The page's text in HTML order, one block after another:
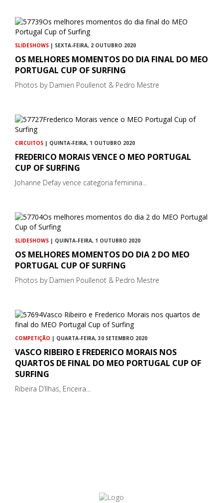
SLIDESHOWS | SEXTA-FEIRA, 2 OUTUBRO 2020
OS MELHORES MOMENTOS DO DIA FINAL DO MEO
PORTUGAL CUP OF SURFING
Photos by Damien Poullenot & Pedro Mestre
CIRCUITOS | QUINTA-FEIRA, 1 OUTUBRO 2020
FREDERICO MORAIS VENCE O MEO PORTUGAL
CUP OF SURFING
Johanne Defay vence categoria feminina...
SLIDESHOWS | QUINTA-FEIRA, 1 OUTUBRO 2020
OS MELHORES MOMENTOS DO DIA 2 DO MEO
PORTUGAL CUP OF SURFING
Photos by Damien Poullenot & Pedro Mestre
COMPETIÇÃO | QUARTA-FEIRA, 30 SETEMBRO 2020
VASCO RIBEIRO E FREDERICO MORAIS NOS
QUARTOS DE FINAL DO MEO PORTUGAL CUP OF
SURFING
Ribeira D’Ilhas, Ericeira...